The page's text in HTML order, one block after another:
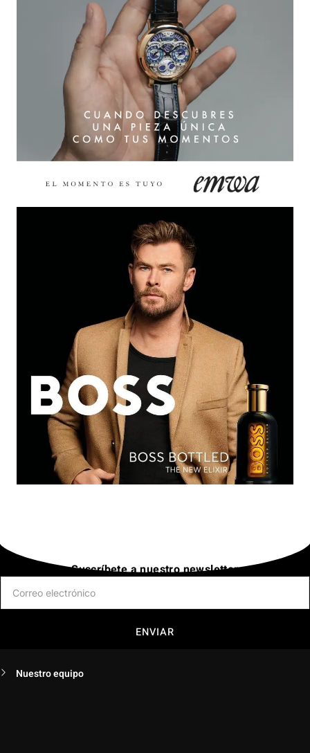
Suscríbete a nuestro newsletter
ENVIAR
Nuestro equipo